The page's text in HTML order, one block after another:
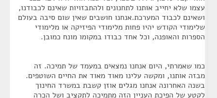
עצמו שלא יחייב אותנו לתחנונים ולהתבזויות שאינם לכבודנו,
ושאינם לכבוד המערכת.אנחנו חושבים שאין שום סיבה בעולם
שלימודי הקודש יהיו פחות מלימודי הפיזיקה או מלימודי
הספרות והאופנה, וכל אחד כבודו במקומו מונח כמובן.
כמו שאמרתי, היום אנחנו נמצאים במעמד של תמיכה. זה
מבזה אותנו, ומקשה עלינו מאוד מאוד את החיים השוטפים.
בשנה האחרונה אנחנו מגלים אוזן קשבת במשרד החינוך
לקטע של הפיכת העניין הזה מתמיכה לתקציב ושל הכרה